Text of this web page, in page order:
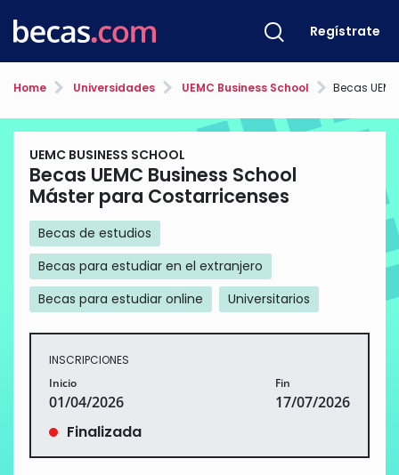
Regístrate
Home Universidades UEMC Business School Becas UEMC
UEMC BUSINESS SCHOOL
Becas UEMC Business School
Máster para Costarricenses
Becas de estudios
Becas para estudiar en el extranjero
Becas para estudiar online
Universitarios
INSCRIPCIONES
Inicio
01/04/2026
Fin
17/07/2026
Finalizada